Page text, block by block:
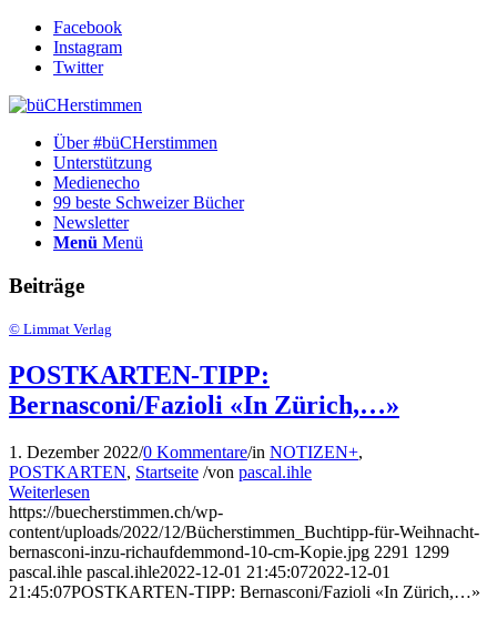
Facebook
Instagram
Twitter
Über #büCHerstimmen
Unterstützung
Medienecho
99 beste Schweizer Bücher
Newsletter
Menü Menü
Beiträge
© Limmat Verlag
POSTKARTEN-TIPP:
Bernasconi/Fazioli «In Zürich,…»
1. Dezember 2022/0 Kommentare/in NOTIZEN+,
POSTKARTEN, Startseite /von pascal.ihle
Weiterlesen
https://buecherstimmen.ch/wp-
content/uploads/2022/12/Bücherstimmen_Buchtipp-für-Weihnacht-
bernasconi-inzu-richaufdemmond-10-cm-Kopie.jpg 2291 1299
pascal.ihle pascal.ihle2022-12-01 21:45:072022-12-01
21:45:07POSTKARTEN-TIPP: Bernasconi/Fazioli «In Zürich,…»